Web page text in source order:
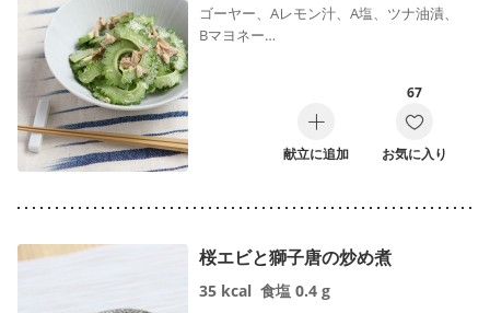
ゴーヤー、Aレモン汁、A塩、ツナ油漬、
Bマヨネー…
献立に追加
67
お気に入り
桜エビと獅子唐の炒め煮
35 kcal 食塩 0.4 g